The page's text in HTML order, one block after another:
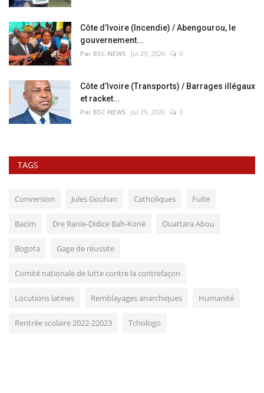
Côte d’Ivoire (Incendie) / Abengourou, le
gouvernement...
Par BSC-NEWS Jul 29, 2026 0
Côte d’Ivoire (Transports) / Barrages illégaux
et racket...
Par BSC-NEWS Jul 29, 2026 0
TAGS
Conversion Jules Gouhan Catholiques Fuite
Bacim Dre Ranie-Didice Bah-Koné Ouattara Abou
Bogota Gage de réussite
Comité nationale de lutte contre la contrefaçon
Locutions latines Remblayages anarchiques Humanité
Rentrée scolaire 2022-22023 Tchologo